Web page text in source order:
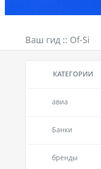
Ваш гид :: Of-Si
КАТЕГОРИИ
авиа
Банки
бренды